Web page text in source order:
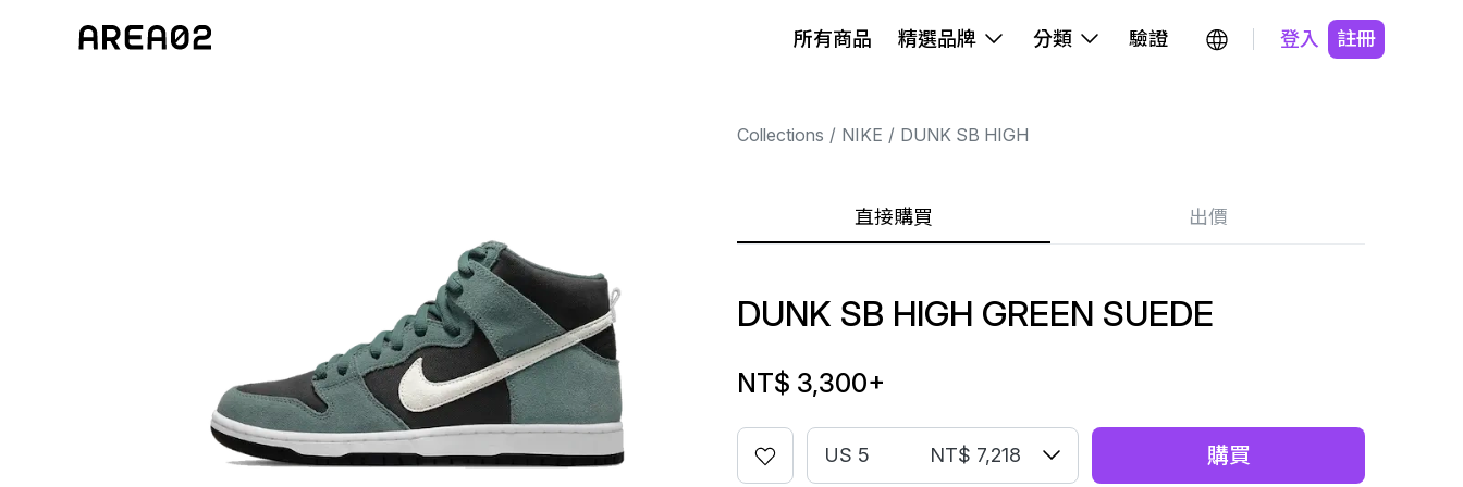
所有商品 精選品牌 分類 驗證 登入 註冊
Collections NIKE DUNK SB HIGH
直接購買 出價
DUNK SB HIGH GREEN SUEDE
NT$ 3,300+
US 5 NT$ 7,218 購買